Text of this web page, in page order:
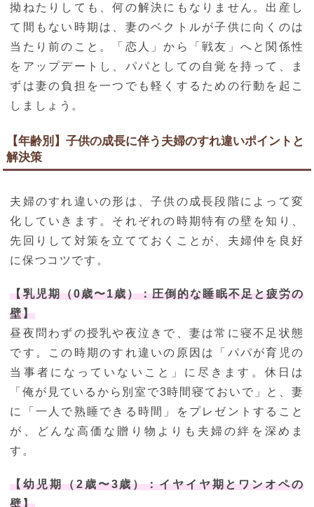
拗ねたりしても、何の解決にもなりません。出産し
て間もない時期は、妻のベクトルが子供に向くのは
当たり前のこと。「恋人」から「戦友」へと関係性
をアップデートし、パパとしての自覚を持って、ま
ずは妻の負担を一つでも軽くするための行動を起こ
しましょう。
【年齢別】子供の成長に伴う夫婦のすれ違いポイントと
解決策
夫婦のすれ違いの形は、子供の成長段階によって変
化していきます。それぞれの時期特有の壁を知り、
先回りして対策を立てておくことが、夫婦仲を良好
に保つコツです。
【乳児期（0歳〜1歳）：圧倒的な睡眠不足と疲労の
壁】
昼夜問わずの授乳や夜泣きで、妻は常に寝不足状態
です。この時期のすれ違いの原因は「パパが育児の
当事者になっていないこと」に尽きます。休日は
「俺が見ているから別室で3時間寝ておいで」と、妻
に「一人で熟睡できる時間」をプレゼントすること
が、どんな高価な贈り物よりも夫婦の絆を深めま
す。
【幼児期（2歳〜3歳）：イヤイヤ期とワンオペの
壁】